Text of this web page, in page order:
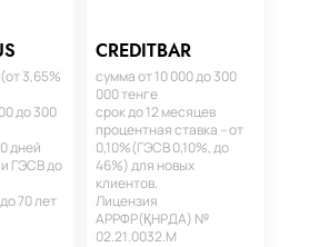
3,65%
до 300
дней
ГЭСВ до
70 лет
CREDITBAR
сумма от 10 000 до 300
000 тенге
срок до 12 месяцев
процентная ставка – от
0,10%(ГЭСВ 0,10%, до
46%) для новых
клиентов.
Лицензия
АРРФР(ҚНРДА) №
02.21.0032.М